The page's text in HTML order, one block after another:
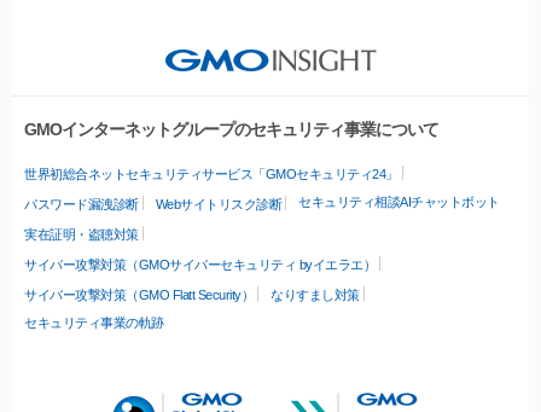
GMOインターネットグループのセキュリティ事業について
世界初総合ネットセキュリティサービス「GMOセキュリティ24」
パスワード漏洩診断 Webサイトリスク診断 セキュリティ相談AIチャットボット
実在証明・盗聴対策
サイバー攻撃対策（GMOサイバーセキュリティ byイエラエ）
サイバー攻撃対策（GMO Flatt Security）
なりすまし対策
セキュリティ事業の軌跡